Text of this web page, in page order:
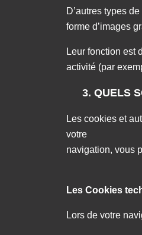
D’autres types
forme d’images
Leur fonction est
activité (par
3. QUELS
Les cookies et
votre
navigation, vous
Les Cookies
Lors de votre